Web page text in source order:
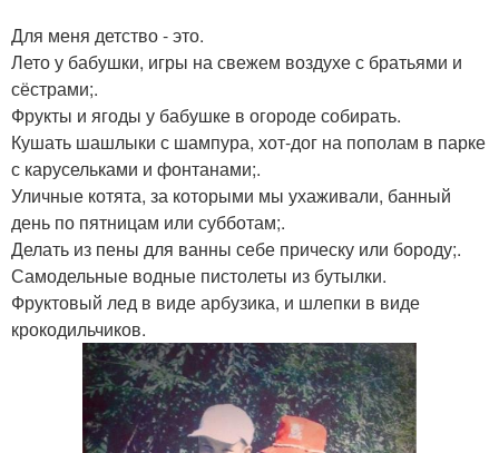
Для меня детство - это.
Лето у бабушки, игры на свежем воздухе с братьями и
сёстрами;.
Фрукты и ягоды у бабушке в огороде собирать.
Кушать шашлыки с шампура, хот-дог на пополам в парке
с карусельками и фонтанами;.
Уличные котята, за которыми мы ухаживали, банный
день по пятницам или субботам;.
Делать из пены для ванны себе прическу или бороду;.
Самодельные водные пистолеты из бутылки.
Фруктовый лед в виде арбузика, и шлепки в виде
крокодильчиков.